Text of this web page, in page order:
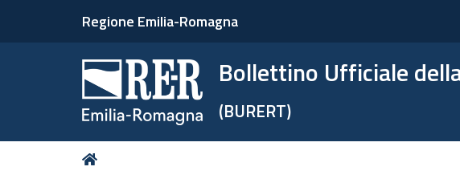
Regione Emilia-Romagna
Bollettino Ufficiale
(BURERT)
Tu